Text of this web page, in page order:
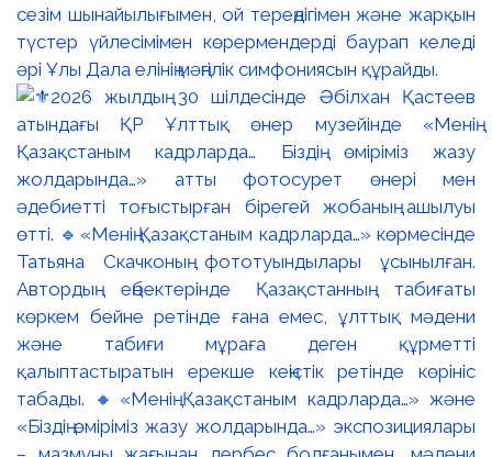
сезім шынайылығымен, ой тереңдігімен және жарқын
түстер үйлесімімен көрермендерді баурап келеді
әрі Ұлы Дала елінің мәңгілік симфониясын құрайды.